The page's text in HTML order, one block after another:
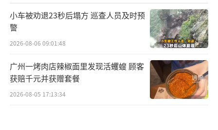
小车被劝退23秒后塌方 巡查人员及时预
警
2026-08-06 09:01:48
广州一烤肉店辣椒面里发现活蠼螋 顾客
获赔千元并获赠套餐
2026-08-05 17:13:34